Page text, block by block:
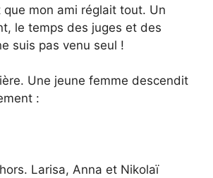
que mon ami réglait tout. Un
le temps des juges et des
suis pas venu seul !
Une jeune femme descendit
:
Larisa, Anna et Nikolaï